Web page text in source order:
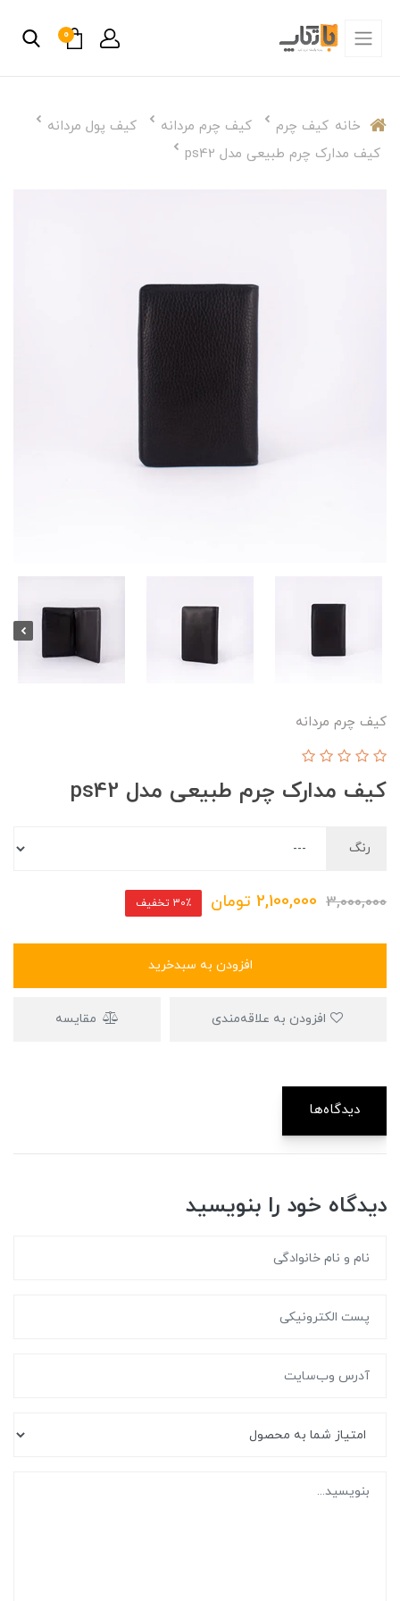
0
خانه کیف چرم کیف چرم مردانه
کیف پول مردانه
کیف مدارک چرم طبیعی مدل ps42
کیف چرم مردانه
کیف مدارک چرم طبیعی مدل ps42
رنگ
3,000,000
2,100,000 تومان 30٪ تخفیف
افزودن به سبدخرید
مقایسه
دیدگاه‌ها
دیدگاه خود را بنویسید